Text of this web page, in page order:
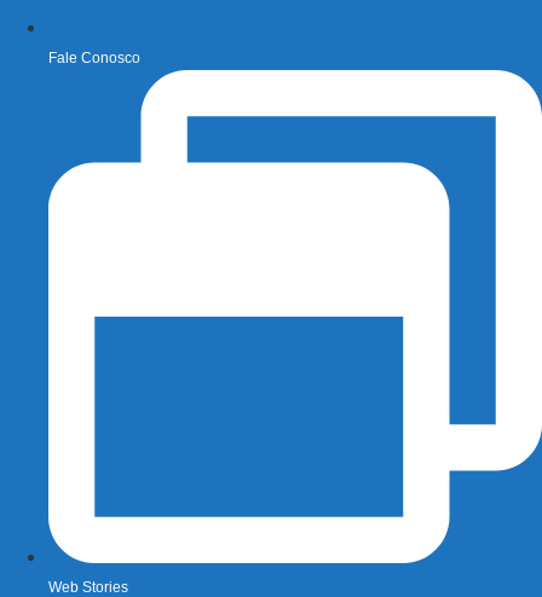
Fale Conosco
Web Stories